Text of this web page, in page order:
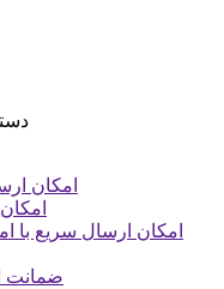
امکان
امکان ارسال سریع با
ضمانت